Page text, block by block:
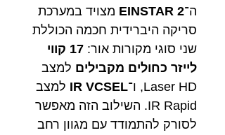
ה־EINSTAR 2 מצויד במערכת
סריקה היברידית חכמה הכוללת
שני סוגי מקורות אור:
17 קווי
לייזר כחולים מקבילים למצב
Laser HD, ו־
IR VCSEL למצב
IR Rapid. השילוב הזה מאפשר
לסורק להתמודד עם מגוון רחב